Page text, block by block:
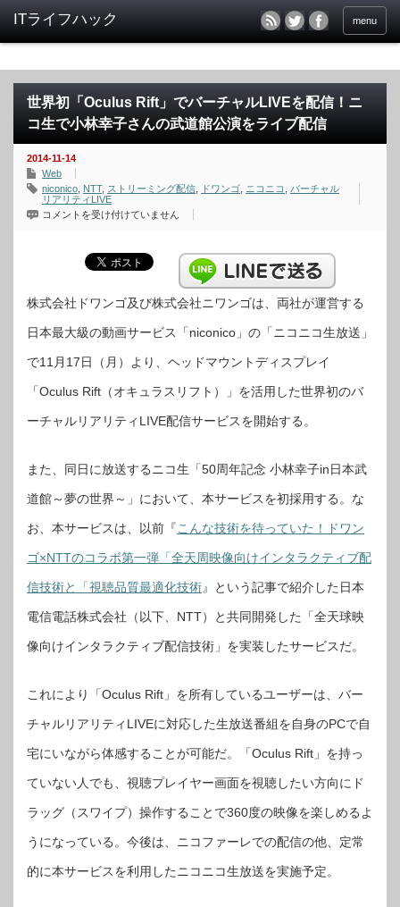
menu
世界初「Oculus Rift」でバーチャルLIVEを配信！ニ
コ生で小林幸子さんの武道館公演をライブ配信
2014-11-14
Web
niconico NTT, ストリーミング配信 ドワンゴ ニコニコ
バーチャル
リアリティLIVE
世
チ
ャ
LIVE
を
信！
コ
生
小
林
ん
武
道
演
ラ
イ
配
は
コメントを受け付けていません
株式会社ドワンゴ及び株式会社ニワンゴは、両社が運営する
日本最大級の動画サービス「niconico」の「ニコニコ生放送」
で11月17日（月）より、ヘッドマウントディスプレイ
「Oculus Rift（オキュラスリフト）」を活用した世界初のバ
ーチャルリアリティLIVE配信サービスを開始する。
また、同日に放送するニコ生「50周年記念 小林幸子in日本武
道館～夢の世界～」において、本サービスを初採用する。な
お、本サービスは、以前『こんな技術を待っていた！ドワン
ゴ×NTTのコラボ第一弾「全天周映像向けインタラクティブ配
信技術と「視聴品質最適化技術』という記事で紹介した日本
電信電話株式会社（以下、NTT）と共同開発した「全天球映
像向けインタラクティブ配信技術」を実装したサービスだ。
これにより「Oculus Rift」を所有しているユーザーは、バー
チャルリアリティLIVEに対応した生放送番組を自身のPCで自
宅にいながら体感することが可能だ。「Oculus Rift」を持っ
ていない人でも、視聴プレイヤー画面を視聴したい方向にド
ラッグ（スワイプ）操作することで360度の映像を楽しめるよ
うになっている。今後は、ニコファーレでの配信の他、定常
的に本サービスを利用したニコニコ生放送を実施予定。